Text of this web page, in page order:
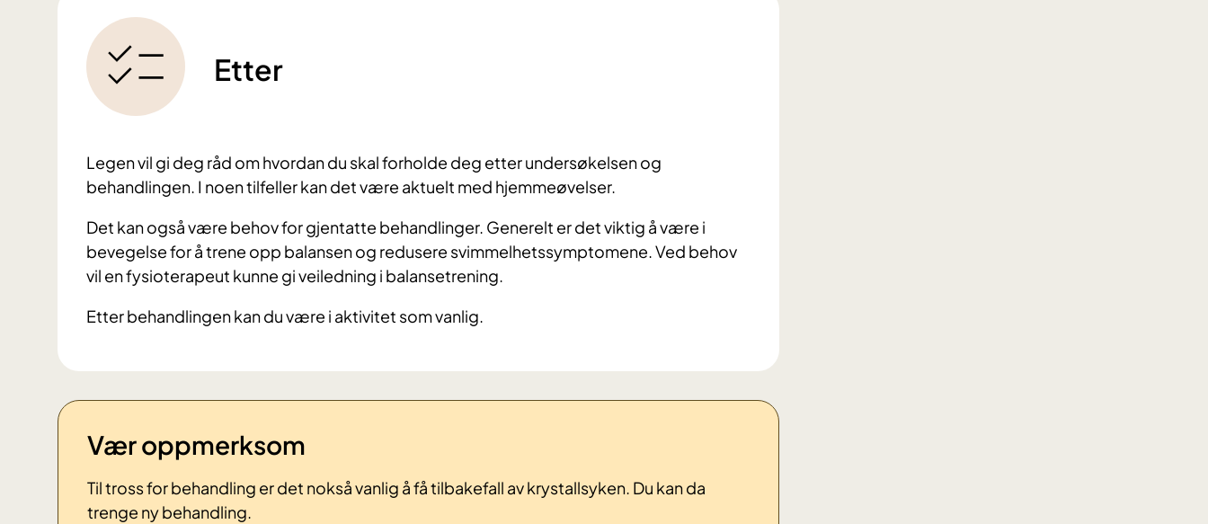
Etter
Legen vil gi deg råd om hvordan du skal forholde deg etter undersøkelsen og
behandlingen. I noen tilfeller kan det være aktuelt med hjemmeøvelser.
Det kan også være behov for gjentatte behandlinger. Generelt er det viktig å være i
bevegelse for å trene opp balansen og redusere svimmelhetssymptomene. Ved behov
vil en fysioterapeut kunne gi veiledning i balansetrening.
Etter behandlingen kan du være i aktivitet som vanlig.
Vær oppmerksom
Til tross for behandling er det nokså vanlig å få tilbakefall av krystallsyken. Du kan da
trenge ny behandling.